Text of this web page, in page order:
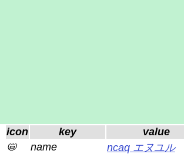
icon key
value
📛
name
ncaq エヌユル